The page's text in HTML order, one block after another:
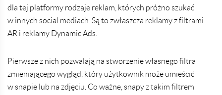
dla tej platformy rodzaje reklam, których próżno szukać
w innych social mediach. Są to zwłaszcza reklamy z filtrami
AR i reklamy Dynamic Ads.
Pierwsze z nich pozwalają na stworzenie własnego filtra
zmieniającego wygląd, który użytkownik może umieścić
w snapie lub na zdjęciu. Co ważne, snapy z takim filtrem